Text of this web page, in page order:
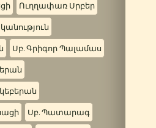
Ուղղափառ Սրբեր
Սբ. Գրիգոր Պալամաս
Սբ. Պատարագ